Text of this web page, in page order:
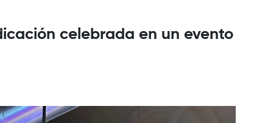
celebrada en un evento